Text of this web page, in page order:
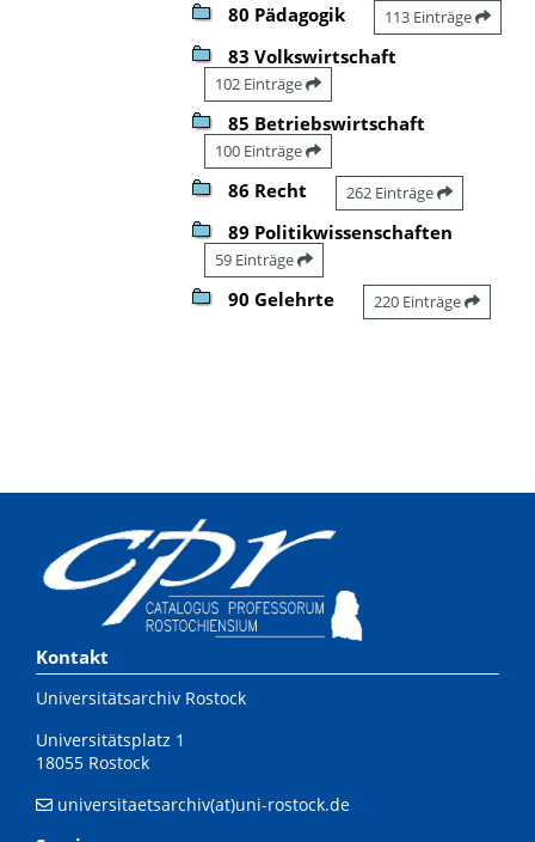
80 Pädagogik 113 Einträge
83 Volkswirtschaft
102 Einträge
85 Betriebswirtschaft
100 Einträge
86 Recht 262 Einträge
89 Politikwissenschaften
59 Einträge
90 Gelehrte 220 Einträge
Kontakt
Universitätsarchiv Rostock
Universitätsplatz 1
18055 Rostock
universitaetsarchiv(at)uni-rostock.de